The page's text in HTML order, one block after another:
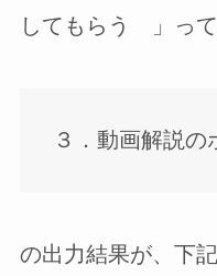
してもらう 」っ
３．動画解説の
の出力結果が、下